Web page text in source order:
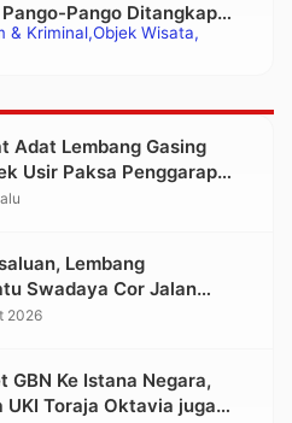
& Kriminal Objek Wisata
Pango Ditangkap
Adat Lembang Gasing
Usir Paksa Penggarap
Kawasan Hutan
Lembang
Swadaya Cor Jalan
2026
GBN Ke Istana Negara,
UKI Toraja Oktavia juga